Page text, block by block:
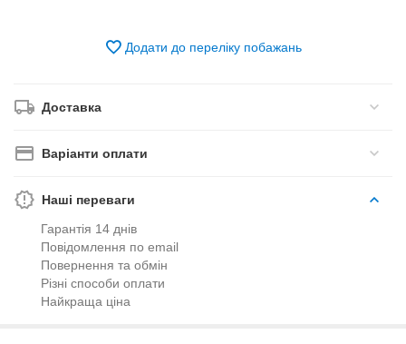
Додати до переліку побажань
Доставка
Варіанти оплати
Наші переваги
Гарантія 14 днів
Повідомлення по email
Повернення та обмін
Різні способи оплати
Найкраща ціна